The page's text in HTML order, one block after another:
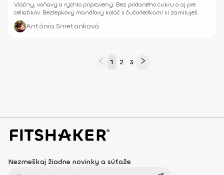
Vláčny, voňavý a rýchlo pripravený. Bez pridaného cukru a aj pre
celiatikov. Bezlepkový mandľový koláč s čučoriedkami si zamiluješ.
Antónia Smetanková
1 2 3
Nezmeškaj žiadne novinky a súťaže